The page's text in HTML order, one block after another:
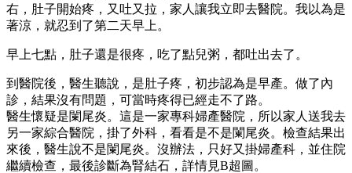
右，肚子開始疼，又吐又拉，家人讓我立即去醫院。我以為是
著涼，就忍到了第二天早上。
早上七點，肚子還是很疼，吃了點兒粥，都吐出去了。
到醫院後，醫生聽說，是肚子疼，初步認為是早產。做了內
診，結果沒有問題，可當時疼得已經走不了路。
醫生懷疑是闌尾炎。這是一家專科婦產醫院，所以家人送我去
另一家綜合醫院，掛了外科，看看是不是闌尾炎。檢查結果出
來後，醫生說不是闌尾炎。沒辦法，只好又掛婦產科，並住院
繼續檢查，最後診斷為腎結石，詳情見B超圖。